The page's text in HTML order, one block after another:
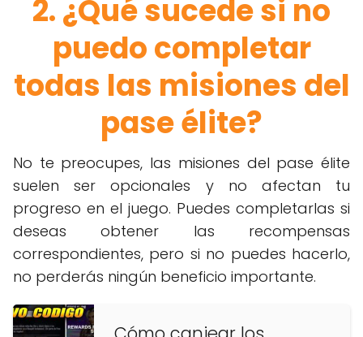
2. ¿Qué sucede si no
puedo completar
todas las misiones del
pase élite?
No te preocupes, las misiones del pase élite
suelen ser opcionales y no afectan tu
progreso en el juego. Puedes completarlas si
deseas obtener las recompensas
correspondientes, pero si no puedes hacerlo,
no perderás ningún beneficio importante.